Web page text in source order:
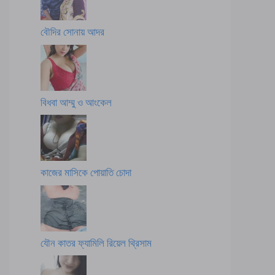
বৌদির সোনায় আদর
বিধবা আম্মু ও আংকেল
কাজের মাসিকে পোয়াতি চোদা
যৌন কাতর ফ্যামিলি রিয়েল থ্রিসাম